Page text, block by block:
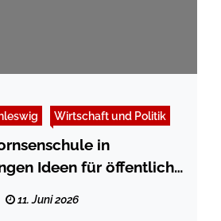
Wirtschaft und Politik
in
Ideen für öffentliche
ins
11. Juni 2026